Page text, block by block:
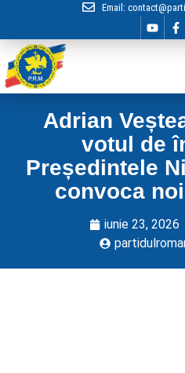
Email:
Adrian
votul de
Președintele
convoca
iunie 23, 2026